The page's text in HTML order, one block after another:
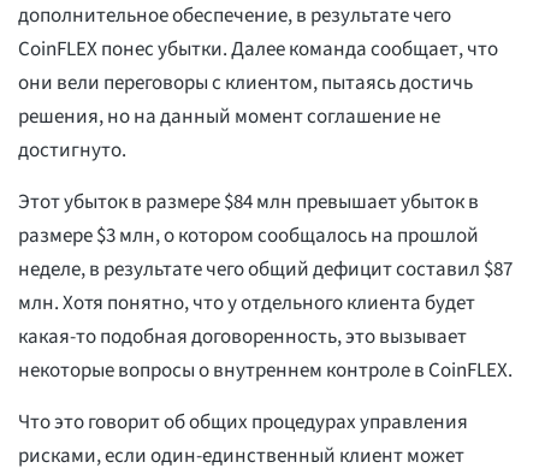
дополнительное обеспечение, в результате чего
CoinFLEX понес убытки. Далее команда сообщает, что
они вели переговоры с клиентом, пытаясь достичь
решения, но на данный момент соглашение не
достигнуто.
Этот убыток в размере $84 млн превышает убыток в
размере $3 млн, о котором сообщалось на прошлой
неделе, в результате чего общий дефицит составил $87
млн. Хотя понятно, что у отдельного клиента будет
какая-то подобная договоренность, это вызывает
некоторые вопросы о внутреннем контроле в CoinFLEX.
Что это говорит об общих процедурах управления
рисками, если один-единственный клиент может